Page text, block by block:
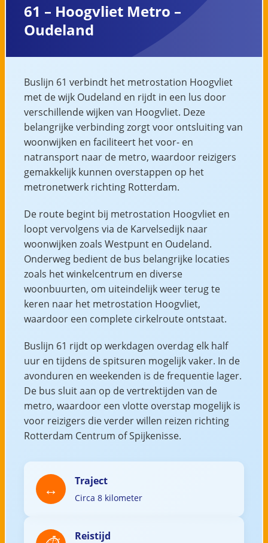
61 – Hoogvliet Metro –
Oudeland
Buslijn 61 verbindt het metrostation Hoogvliet
met de wijk Oudeland en rijdt in een lus door
verschillende wijken van Hoogvliet. Deze
belangrijke verbinding zorgt voor ontsluiting van
woonwijken en faciliteert het voor- en
natransport naar de metro, waardoor reizigers
gemakkelijk kunnen overstappen op het
metronetwerk richting Rotterdam.
De route begint bij metrostation Hoogvliet en
loopt vervolgens via de Karvelsedijk naar
woonwijken zoals Westpunt en Oudeland.
Onderweg bedient de bus belangrijke locaties
zoals het winkelcentrum en diverse
woonbuurten, om uiteindelijk weer terug te
keren naar het metrostation Hoogvliet,
waardoor een complete cirkelroute ontstaat.
Buslijn 61 rijdt op werkdagen overdag elk half
uur en tijdens de spitsuren mogelijk vaker. In de
avonduren en weekenden is de frequentie lager.
De bus sluit aan op de vertrektijden van de
metro, waardoor een vlotte overstap mogelijk is
voor reizigers die verder willen reizen richting
Rotterdam Centrum of Spijkenisse.
Traject
Circa 8 kilometer
Reistijd